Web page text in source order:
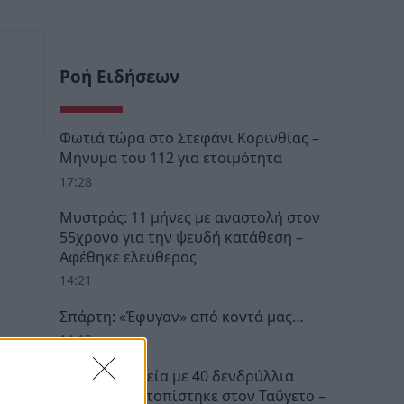
Ροή Ειδήσεων
Φωτιά τώρα στο Στεφάνι Κορινθίας –
Μήνυμα του 112 για ετοιμότητα
17:28
Μυστράς: 11 μήνες με αναστολή στον
55χρονο για την ψευδή κατάθεση –
Αφέθηκε ελεύθερος
14:21
Σπάρτη: «Έφυγαν» από κοντά μας…
14:12
Σπάρτη: Φυτεία με 40 δενδρύλλια
κάνναβης εντοπίστηκε στον Ταΰγετο –